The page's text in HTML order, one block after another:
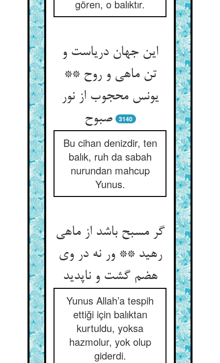
gören, o balıktır.
این جهان دریاست و
تن ماهی و روح **
یونس محجوب از نور
صبوح‏
3140
Bu cihan denizdir, ten
balık, ruh da sabah
nurundan mahcup
Yunus.
گر مسبح باشد از ماهی
رهید ** ور نه در وی
هضم گشت و ناپدید
Yunus Allah’a tespih
ettiği için balıktan
kurtuldu, yoksa
hazmolur, yok olup
giderdi.